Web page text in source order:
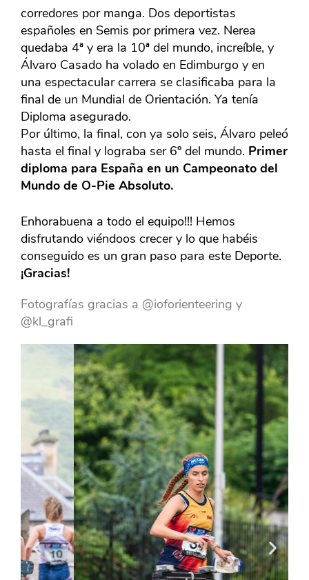
corredores por manga. Dos deportistas
españoles en Semis por primera vez. Nerea
quedaba 4ª y era la 10ª del mundo, increíble, y
Álvaro Casado ha volado en Edimburgo y en
una espectacular carrera se clasificaba para la
final de un Mundial de Orientación. Ya tenía
Diploma asegurado.
Por último, la final, con ya solo seis, Álvaro peleó
hasta el final y lograba ser 6º del mundo. Primer
diploma para España en un Campeonato del
Mundo de O-Pie Absoluto.
Enhorabuena a todo el equipo!!! Hemos
disfrutando viéndoos crecer y lo que habéis
conseguido es un gran paso para este Deporte.
¡Gracias!
Fotografías gracias a @ioforienteering y
@kl_grafi